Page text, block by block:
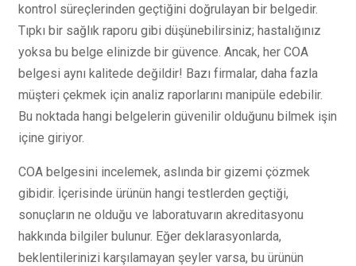
kontrol süreçlerinden geçtiğini doğrulayan bir belgedir.
Tıpkı bir sağlık raporu gibi düşünebilirsiniz; hastalığınız
yoksa bu belge elinizde bir güvence. Ancak, her COA
belgesi aynı kalitede değildir! Bazı firmalar, daha fazla
müşteri çekmek için analiz raporlarını manipüle edebilir.
Bu noktada hangi belgelerin güvenilir olduğunu bilmek işin
içine giriyor.
COA belgesini incelemek, aslında bir gizemi çözmek
gibidir. İçerisinde ürünün hangi testlerden geçtiği,
sonuçların ne olduğu ve laboratuvarın akreditasyonu
hakkında bilgiler bulunur. Eğer deklarasyonlarda,
beklentilerinizi karşılamayan şeyler varsa, bu ürünün